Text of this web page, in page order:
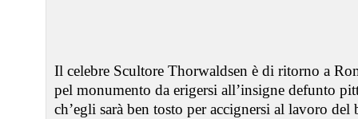
Il celebre Scultore Thorwaldsen è di ritorno a
pel monumento da erigersi all’insigne defunto
ch’egli sarà ben tosto per accignersi al lavoro del